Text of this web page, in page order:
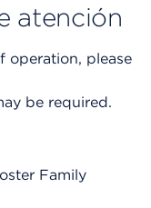
atención
operation, please
be required.
Family